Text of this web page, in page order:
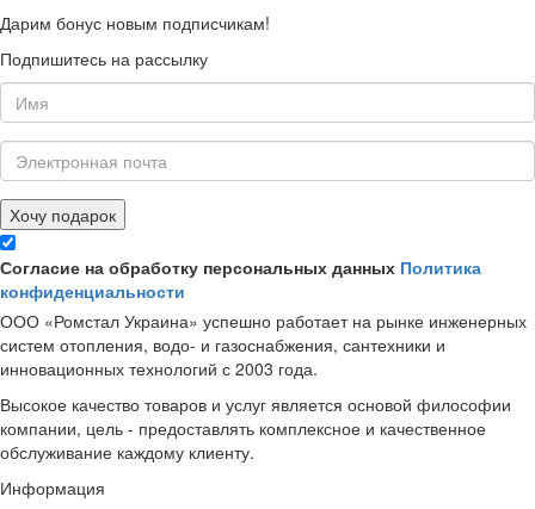
Дарим бонус новым подписчикам!
Подпишитесь на рассылку
Хочу подарок
Согласие на обработку персональных данных Политика
конфиденциальности
ООО «Ромстал Украина» успешно работает на рынке инженерных
систем отопления, водо- и газоснабжения, сантехники и
инновационных технологий с 2003 года.
Высокое качество товаров и услуг является основой философии
компании, цель - предоставлять комплексное и качественное
обслуживание каждому клиенту.
Информация